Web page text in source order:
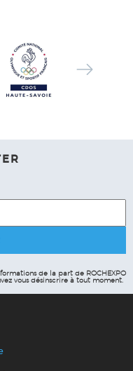
de la part de ROCHEXPO
vous désinscrire à tout moment.